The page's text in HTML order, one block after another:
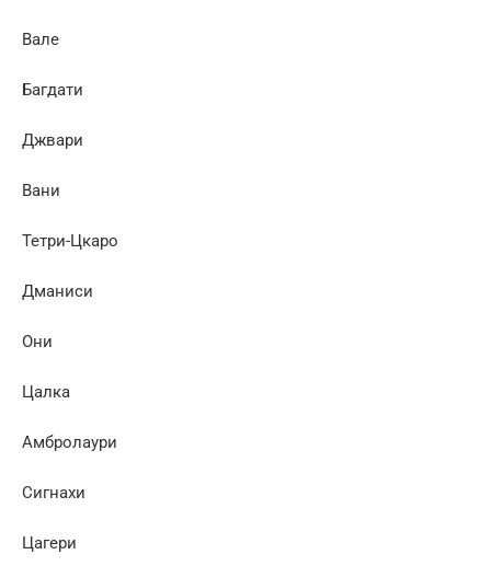
Вале
Багдати
Джвари
Вани
Тетри-Цкаро
Дманиси
Они
Цалка
Амбролаури
Сигнахи
Цагери